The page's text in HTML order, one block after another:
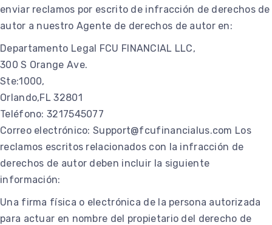
enviar reclamos por escrito de infracción de derechos de
autor a nuestro Agente de derechos de autor en:
Departamento Legal FCU FINANCIAL LLC,
300 S Orange Ave.
Ste:1000,
Orlando,FL 32801
Teléfono: 3217545077
Correo electrónico: Support@fcufinancialus.com Los
reclamos escritos relacionados con la infracción de
derechos de autor deben incluir la siguiente
información:
Una firma física o electrónica de la persona autorizada
para actuar en nombre del propietario del derecho de